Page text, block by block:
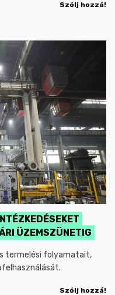
Szólj hozzá!
ÜZEMSZÜNETIG
termelési folyamatait,
Szólj hozzá!